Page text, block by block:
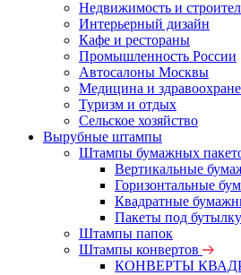
Недвижимость и
Интерьерный дизайн
Кафе и рестораны
Промышленность России
Автосалоны Москвы
Медицина и
Туризм и отдых
Сельское хозяйство
Вырубные штампы
Штампы бумажных
Вертикальные
Горизонтальные
Квадратные
Пакеты под
Штампы папок
Штампы конвертов
КОНВЕРТЫ